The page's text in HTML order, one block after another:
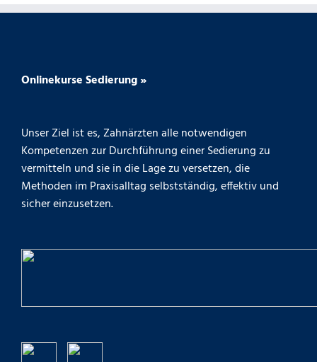
Onlinekurse Sedierung »
Unser Ziel ist es, Zahnärzten alle notwendigen
Kompetenzen zur Durchführung einer Sedierung zu
vermitteln und sie in die Lage zu versetzen, die
Methoden im Praxisalltag selbstständig, effektiv und
sicher einzusetzen.